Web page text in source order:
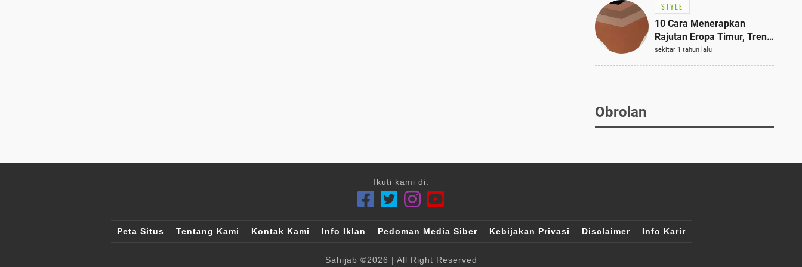
STYLE
10 Cara Menerapkan
Rajutan Eropa Timur, Tren
Mode Terbaik dan Paling
Dicari 2023
sekitar 1 tahun lalu
Obrolan
Ikuti kami di:
Peta Situs Tentang Kami Kontak Kami Info Iklan Pedoman Media Siber Kebijakan Privasi Disclaimer Info Karir
Sahijab ©2026 | All Right Reserved